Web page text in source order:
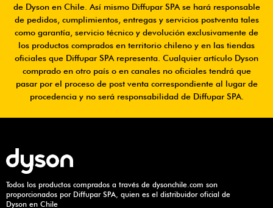
de Dyson en Chile. Así mismo Diffupar SPA se hará responsable
de pedidos, cumplimientos, entregas y servicios postventa tales
como garantía, servicio técnico y devolución exclusivamente de
los productos comprados en territorio chileno y en las tiendas
oficiales que Diffupar SPA representa. Cualquier artículo Dyson
comprado en otro país o en canales no oficiales tendrá que
pasar por el proceso de post venta correspondiente al lugar de
procedencia y no será responsabilidad de Diffupar SPA.
Todos los productos comprados a través de dysonchile.com son
proporcionados por Diffupar SPA, quien es el distribuidor oficial de
Dyson en Chile